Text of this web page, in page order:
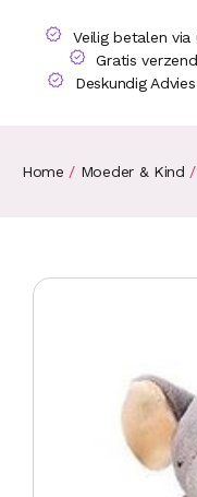
Veilig betalen
Gratis
Deskundig
Home / Moeder & Kind /